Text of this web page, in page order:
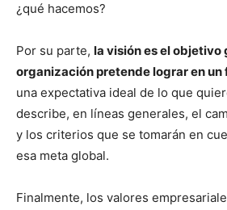
¿qué hacemos?
Por su parte, la visión es el objetivo
organización pretende lograr en un
una expectativa ideal de lo que
describe, en líneas generales, el
y los criterios que se tomarán en
esa meta global.
Finalmente, los valores